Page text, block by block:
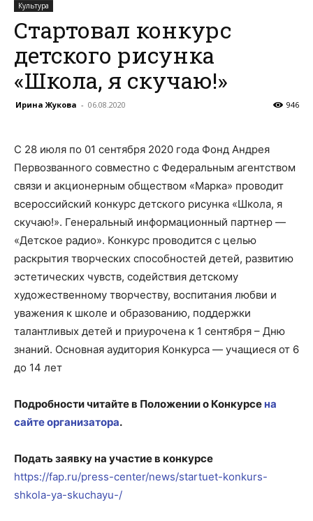
Культура
Стартовал конкурс
детского рисунка
«Школа, я скучаю!»
Ирина Жукова - 06.08.2020 946
С 28 июля по 01 сентября 2020 года Фонд Андрея
Первозванного совместно с Федеральным агентством
связи и акционерным обществом «Марка» проводит
всероссийский конкурс детского рисунка «Школа, я
скучаю!». Генеральный информационный партнер —
«Детское радио». Конкурс проводится с целью
раскрытия творческих способностей детей, развитию
эстетических чувств, содействия детскому
художественному творчеству, воспитания любви и
уважения к школе и образованию, поддержки
талантливых детей и приурочена к 1 сентября – Дню
знаний. Основная аудитория Конкурса — учащиеся от 6
до 14 лет
Подробности читайте в Положении о Конкурсе на
сайте организатора.
Подать заявку на участие в конкурсе
https://fap.ru/press-center/news/startuet-konkurs-
shkola-ya-skuchayu-/